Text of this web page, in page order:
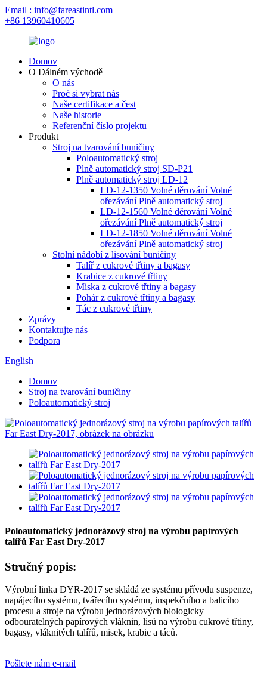
Email : info@fareastintl.com
+86 13960410605
Domov
O Dálném východě
O nás
Proč si vybrat nás
Naše certifikace a čest
Naše historie
Referenční číslo projektu
Produkt
Stroj na tvarování buničiny
Poloautomatický stroj
Plně automatický stroj SD-P21
Plně automatický stroj LD-12
LD-12-1350 Volné děrování Volné
ořezávání Plně automatický stroj
LD-12-1560 Volné děrování Volné
ořezávání Plně automatický stroj
LD-12-1850 Volné děrování Volné
ořezávání Plně automatický stroj
Stolní nádobí z lisování buničiny
Talíř z cukrové třtiny a bagasy
Krabice z cukrové třtiny
Miska z cukrové třtiny a bagasy
Pohár z cukrové třtiny a bagasy
Tác z cukrové třtiny
Zprávy
Kontaktujte nás
Podpora
English
Domov
Stroj na tvarování buničiny
Poloautomatický stroj
Poloautomatický jednorázový stroj na výrobu papírových
talířů Far East Dry-2017
Stručný popis:
Výrobní linka DYR-2017 se skládá ze systému přívodu suspenze,
napájecího systému, tvářecího systému, inspekčního a balicího
procesu a stroje na výrobu jednorázových biologicky
odbouratelných papírových vláknin, lisů na výrobu cukrové třtiny,
bagasy, vláknitých talířů, misek, krabic a táců.
Pošlete nám e-mail